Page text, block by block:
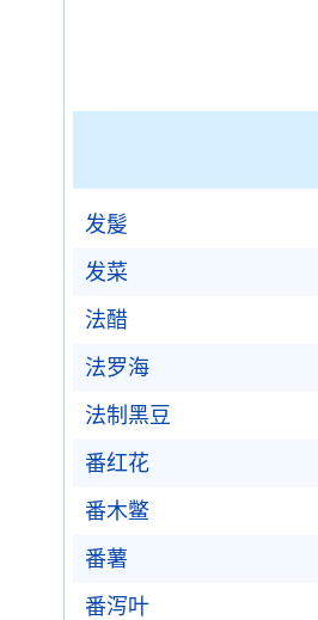
发髲
发菜
法醋
法罗海
法制黑豆
番红花
番木鳖
番薯
番泻叶